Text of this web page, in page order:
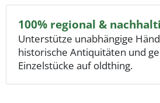
100% regional &
Unterstütze unabhängige
historische Antiquitäten und
Einzelstücke auf oldthing.